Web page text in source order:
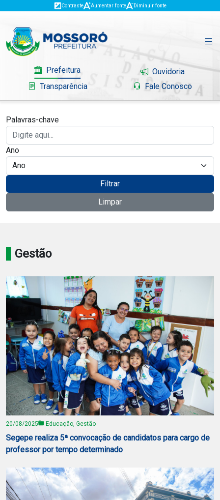
Contraste Aumentar fonte Diminuir fonte
Prefeitura
Ouvidoria
Transparência
Fale Conosco
Governo
Mossoró
Carta de Serviço
PESQUISAR
Palavras-chave
Ano
Filtrar
Limpar
Gestão
20/08/2025 Educação, Gestão
Segepe realiza 5ª convocação de candidatos para cargo de
professor por tempo determinado